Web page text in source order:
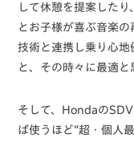
して休憩を提案した
とお子様が喜ぶ音楽
技術と連携し乗り心地
と、その時々に最適と
そして、Hondaの
ば使うほど“超・個人